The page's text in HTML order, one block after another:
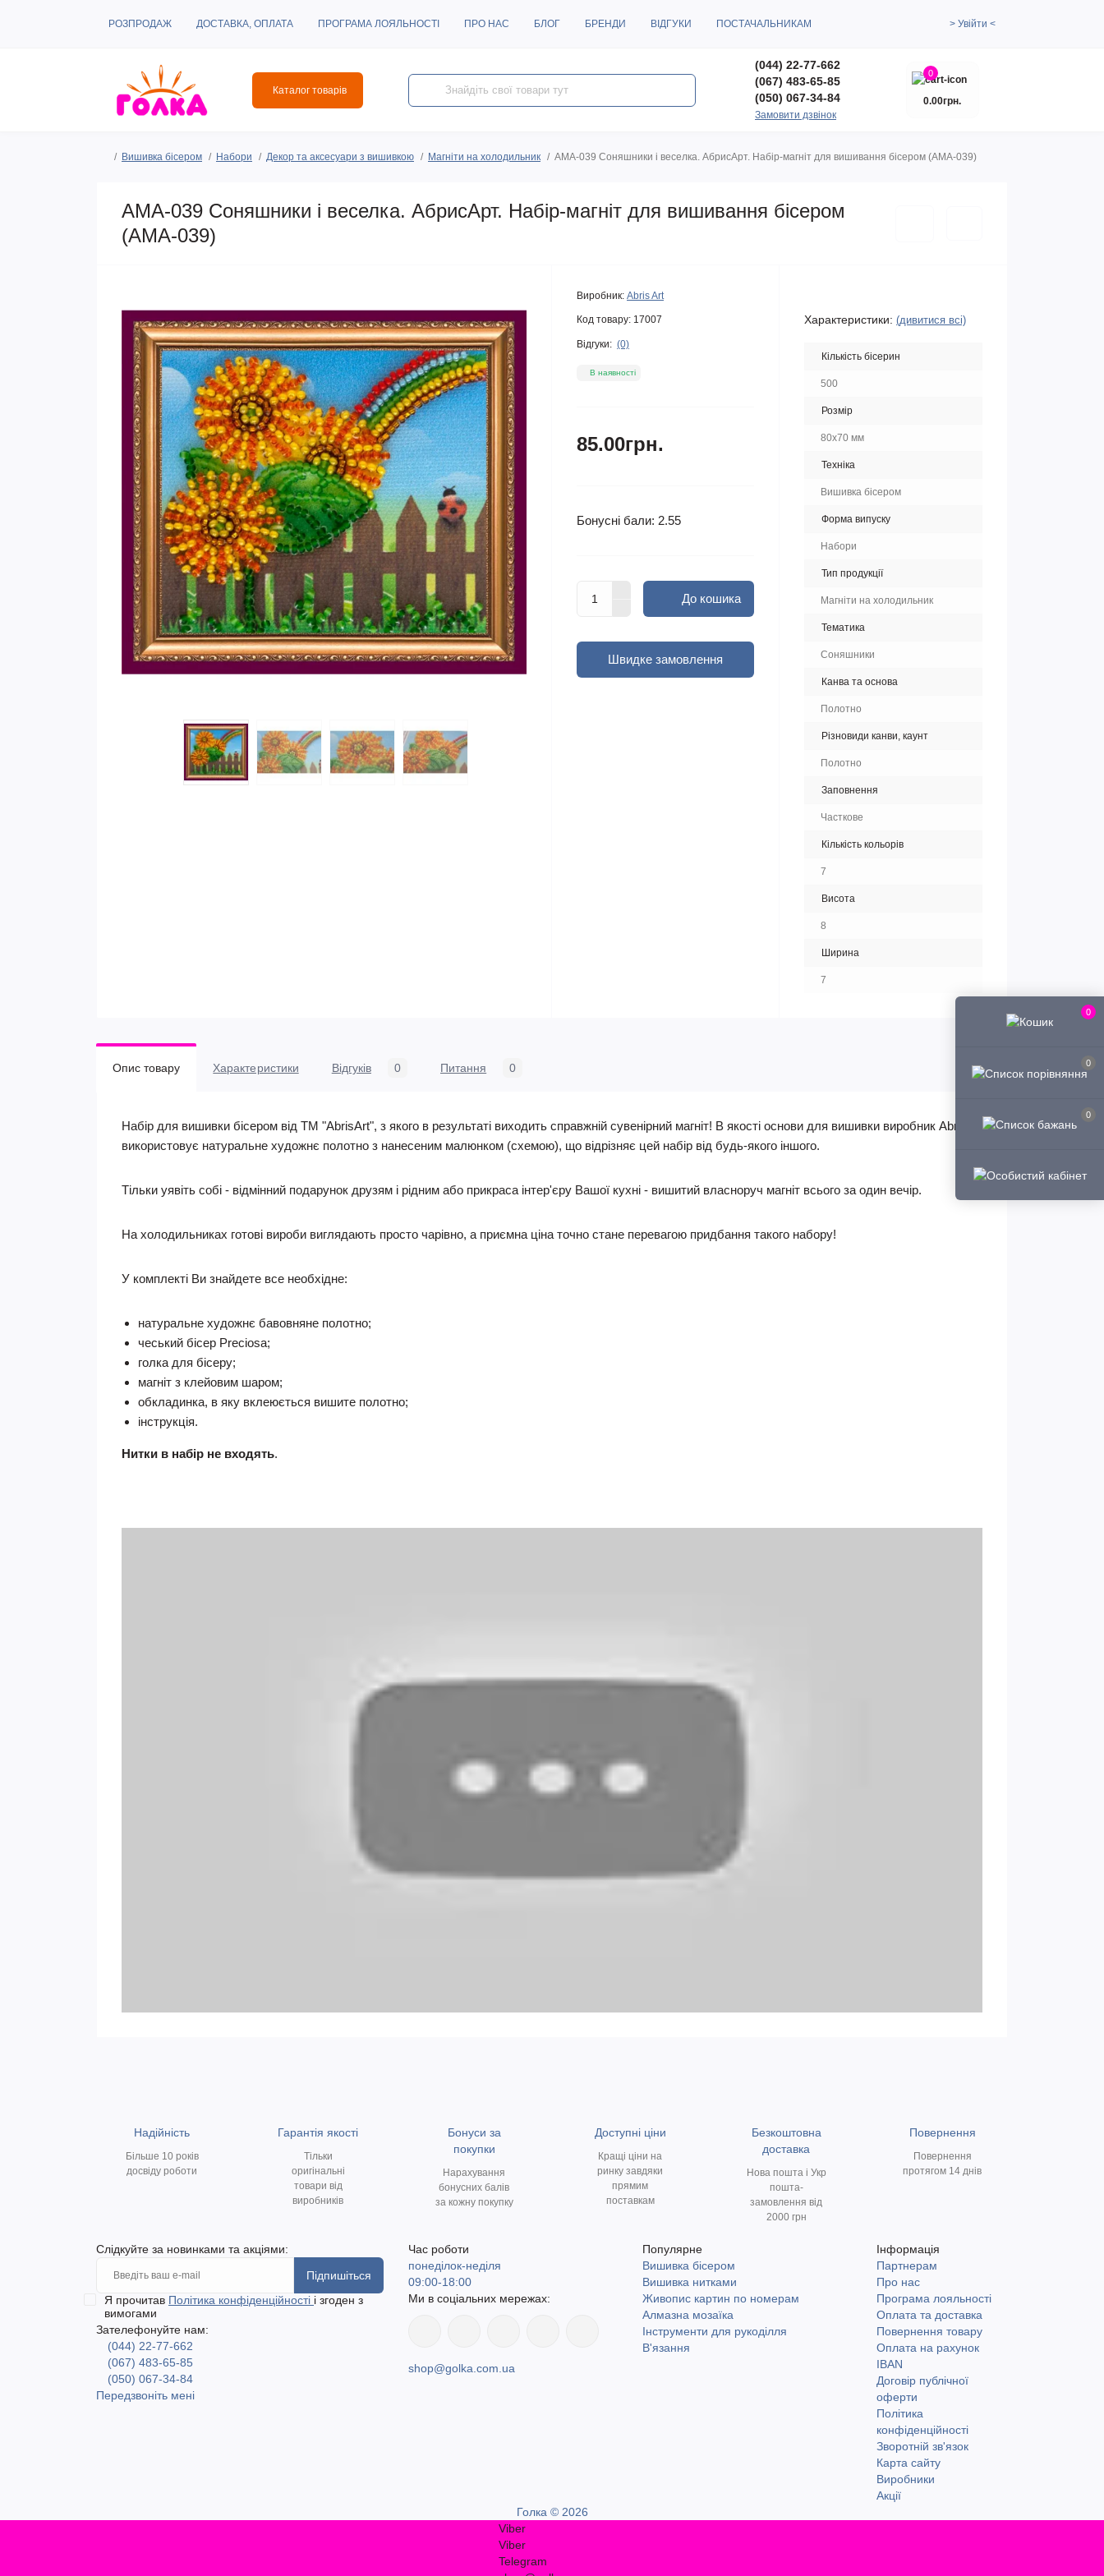
0
0
0
РОЗПРОДАЖ ДОСТАВКА, ОПЛАТА ПРОГРАМА ЛОЯЛЬНОСТІ ПРО НАС БЛОГ БРЕНДИ ВІДГУКИ ПОСТАЧАЛЬНИКАМ > Увійти <
Каталог товарів
(044) 22-77-662
(067) 483-65-85
(050) 067-34-84
Замовити дзвінок
0
0.00грн.
Вишивка бісером Набори Декор та аксесуари з вишивкою Магніти на холодильник AMA-039 Соняшники і веселка. АбрисАрт. Набір-магніт для вишивання бісером (АМА-039)
AMA-039 Соняшники і веселка. АбрисАрт. Набір-магніт для вишивання бісером
(АМА-039)
Виробник: Abris Art
Код товару: 17007
Відгуки: (0)
В наявності
85.00грн.
Бонусні бали: 2.55
До кошика
Швидке замовлення
Характеристики: (дивитися всі)
Кількість бісерин
500
Розмір
80х70 мм
Техніка
Вишивка бісером
Форма випуску
Набори
Тип продукції
Магніти на холодильник
Тематика
Соняшники
Канва та основа
Полотно
Різновиди канви, каунт
Полотно
Заповнення
Часткове
Кількість кольорів
7
Висота
8
Ширина
7
Опис товару Характеристики Відгуків 0 Питання 0
Набір для вишивки бісером від ТМ "AbrisArt", з якого в результаті виходить справжній сувенірний магніт! В якості основи для вишивки виробник AbrisArt
використовує натуральне художнє полотно з нанесеним малюнком (схемою), що відрізняє цей набір від будь-якого іншого.
Тільки уявіть собі - відмінний подарунок друзям і рідним або прикраса інтер'єру Вашої кухні - вишитий власноруч магніт всього за один вечір.
На холодильниках готові вироби виглядають просто чарівно, а приємна ціна точно стане перевагою придбання такого набору!
У комплекті Ви знайдете все необхідне:
натуральне художнє бавовняне полотно;
чеський бісер Preciosa;
голка для бісеру;
магніт з клейовим шаром;
обкладинка, в яку вклеюється вишите полотно;
інструкція.
Нитки в набір не входять.
Надійність
Більше 10 років
досвіду роботи
Гарантія якості
Тільки
оригінальні
товари від
виробників
Бонуси за
покупки
Нарахування
бонусних балів
за кожну покупку
Доступні ціни
Кращі ціни на
ринку завдяки
прямим
поставкам
Безкоштовна
доставка
Нова пошта і Укр
пошта-
замовлення від
2000 грн
Повернення
Повернення
протягом 14 днів
Слідкуйте за новинками та акціями:
Підпишіться
Я прочитав Політика конфіденційності і згоден з
вимогами
Зателефонуйте нам:
(044) 22-77-662
(067) 483-65-85
(050) 067-34-84
Передзвоніть мені
Час роботи
понеділок-неділя
09:00-18:00
Ми в соціальних мережах:
shop@golka.com.ua
Популярне
Вишивка бісером
Вишивка нитками
Живопис картин по номерам
Алмазна мозаїка
Інструменти для рукоділля
В'язання
Інформація
Партнерам
Про нас
Програма лояльності
Оплата та доставка
Повернення товару
Оплата на рахунок
IBAN
Договір публічної
оферти
Політика
конфіденційності
Зворотній зв'язок
Карта сайту
Виробники
Акції
Голка © 2026
Viber
Viber
Telegram